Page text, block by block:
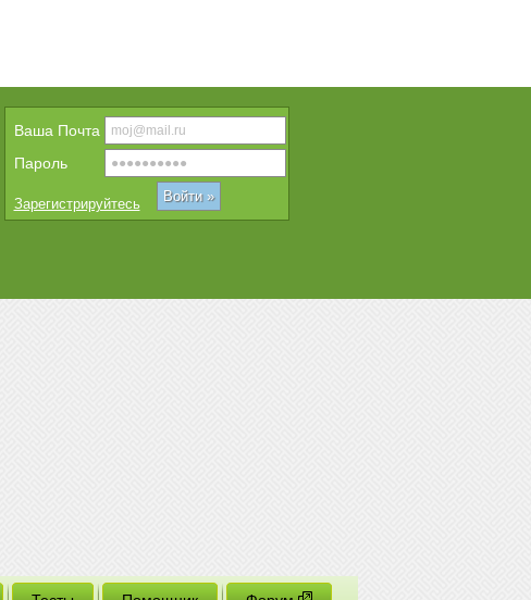
Вашa Почта
Пароль
Зарегистрируйтесь